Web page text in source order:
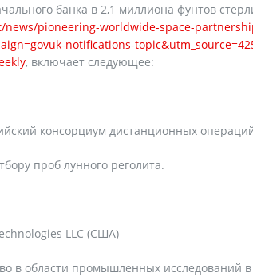
банка в 2,1 миллиона фунтов
pioneering-worldwide-space-
notifications-
, включает следующее:
консорциум дистанционных
проб лунного реголита.
LLC (США)
в области промышленных исследований